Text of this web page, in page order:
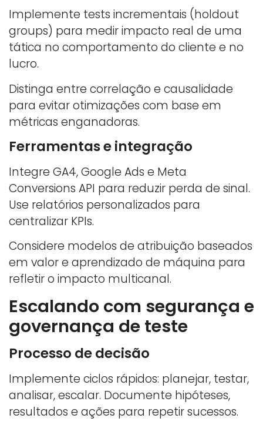
Implemente tests incrementais (holdout
groups) para medir impacto real de uma
tática no comportamento do cliente e no
lucro.
Distinga entre correlação e causalidade
para evitar otimizações com base em
métricas enganadoras.
Ferramentas e integração
Integre GA4, Google Ads e Meta
Conversions API para reduzir perda de sinal.
Use relatórios personalizados para
centralizar KPIs.
Considere modelos de atribuição baseados
em valor e aprendizado de máquina para
refletir o impacto multicanal.
Escalando com segurança e
governança de teste
Processo de decisão
Implemente ciclos rápidos: planejar, testar,
analisar, escalar. Documente hipóteses,
resultados e ações para repetir sucessos.